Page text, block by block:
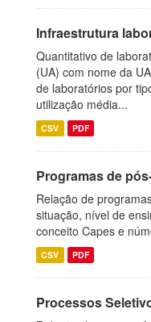
Infraestrutura
Quantitativo de
(UA) com nome da
de laboratórios por
utilização média...
CSV PDF
Programas de
Relação de
situação, nível de
conceito Capes e
CSV PDF
Processos